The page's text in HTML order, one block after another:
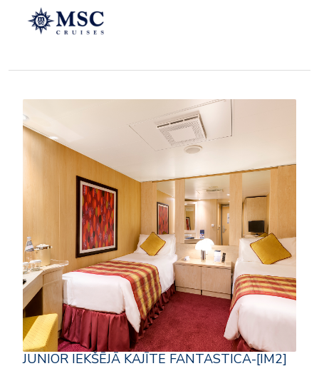
JUNIOR IEKŠĒJĀ KAJĪTE FANTASTICA-[IM2]